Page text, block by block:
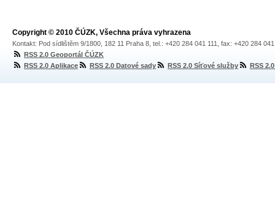
Copyright © 2010 ČÚZK, Všechna práva vyhrazena
Kontakt: Pod sídlištěm 9/1800, 182 11 Praha 8, tel.: +420 284 041 111, fax: +420 284
RSS 2.0 Geoportál ČÚZK
RSS 2.0 Aplikace
RSS 2.0 Datové sady RSS 2.0 Síťové služby RSS